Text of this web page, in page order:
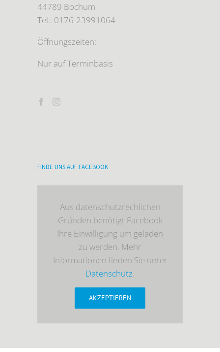
44789 Bochum
Tel.: 0176-23991064
Öffnungszeiten:
Nur auf Terminbasis
FINDE UNS AUF FACEBOOK
Aus datenschutzrechlichen
Gründen benötigt Facebook
Ihre Einwilligung um geladen
zu werden. Mehr
Informationen finden Sie unter
Datenschutz
AKZEPTIEREN